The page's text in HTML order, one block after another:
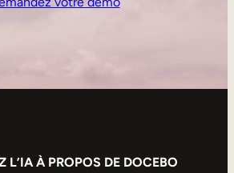
L’IA À PROPOS DE DOCEBO